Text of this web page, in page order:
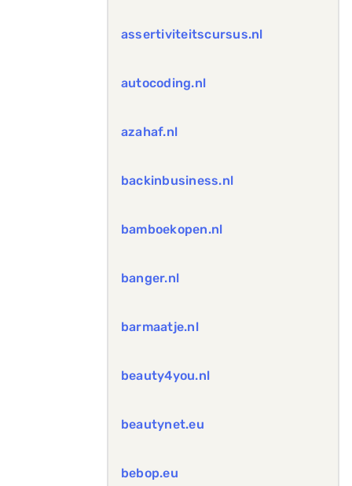
assertiviteitscursus.nl
autocoding.nl
azahaf.nl
backinbusiness.nl
bamboekopen.nl
banger.nl
barmaatje.nl
beauty4you.nl
beautynet.eu
bebop.eu